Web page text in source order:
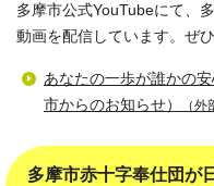
多摩市公式YouTubeにて、
動画を配信しています。ぜ
あなたの一歩が誰かの
市からのお知らせ）
（外
多摩市赤十字奉仕団が